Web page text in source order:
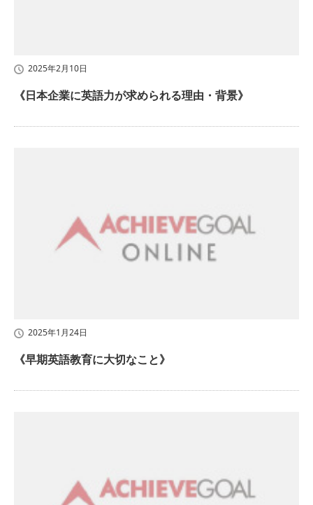
2025年2月10日
《日本企業に英語力が求められる理由・背景》
2025年1月24日
《早期英語教育に大切なこと》